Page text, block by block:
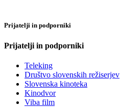
Prijatelji in podporniki
Prijatelji in podporniki
Teleking
Društvo slovenskih režiserjev
Slovenska kinoteka
Kinodvor
Viba film